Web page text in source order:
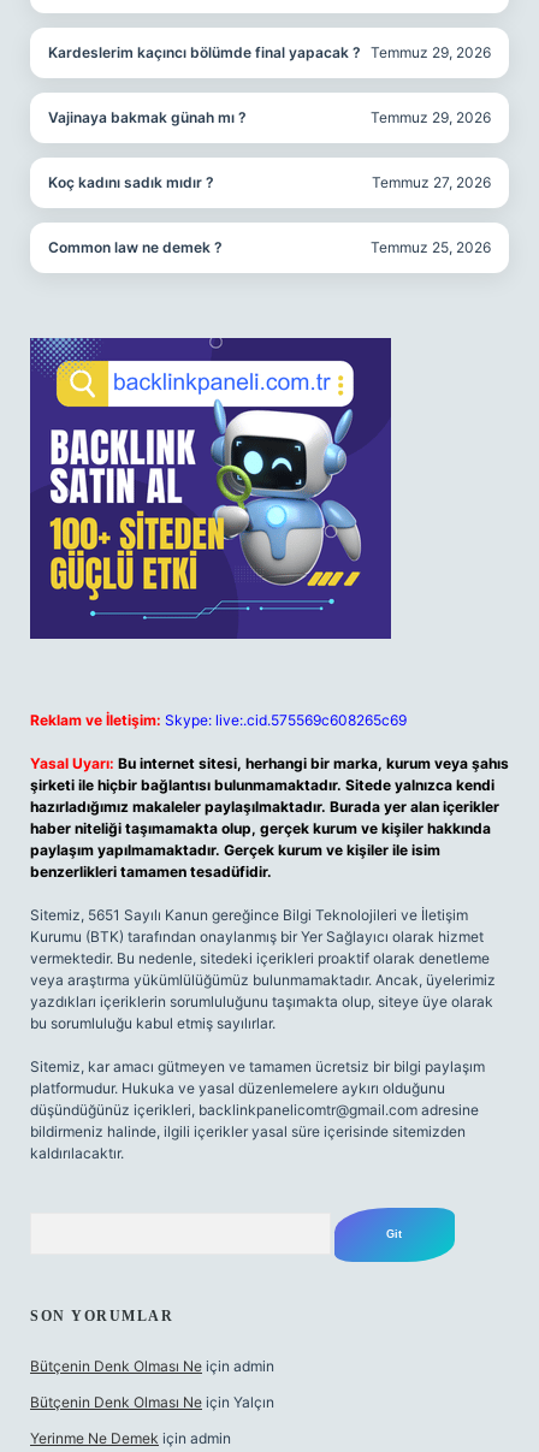
Kardeslerim kaçıncı bölümde final yapacak ? Temmuz 29, 2026
Vajinaya bakmak günah mı ? Temmuz 29, 2026
Koç kadını sadık mıdır ? Temmuz 27, 2026
Common law ne demek ? Temmuz 25, 2026
Reklam ve İletişim: Skype: live:.cid.575569c608265c69
Yasal Uyarı: Bu internet sitesi, herhangi bir marka, kurum veya şahıs
şirketi ile hiçbir bağlantısı bulunmamaktadır. Sitede yalnızca kendi
hazırladığımız makaleler paylaşılmaktadır. Burada yer alan içerikler
haber niteliği taşımamakta olup, gerçek kurum ve kişiler hakkında
paylaşım yapılmamaktadır. Gerçek kurum ve kişiler ile isim
benzerlikleri tamamen tesadüfidir.
Sitemiz, 5651 Sayılı Kanun gereğince Bilgi Teknolojileri ve İletişim
Kurumu (BTK) tarafından onaylanmış bir Yer Sağlayıcı olarak hizmet
vermektedir. Bu nedenle, sitedeki içerikleri proaktif olarak denetleme
veya araştırma yükümlülüğümüz bulunmamaktadır. Ancak, üyelerimiz
yazdıkları içeriklerin sorumluluğunu taşımakta olup, siteye üye olarak
bu sorumluluğu kabul etmiş sayılırlar.
Sitemiz, kar amacı gütmeyen ve tamamen ücretsiz bir bilgi paylaşım
platformudur. Hukuka ve yasal düzenlemelere aykırı olduğunu
düşündüğünüz içerikleri, backlinkpanelicomtr@gmail.com adresine
bildirmeniz halinde, ilgili içerikler yasal süre içerisinde sitemizden
kaldırılacaktır.
SON YORUMLAR
Bütçenin Denk Olması Ne için admin
Bütçenin Denk Olması Ne için Yalçın
Yerinme Ne Demek için admin